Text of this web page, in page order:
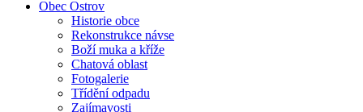
Obec Ostrov
Historie obce
Rekonstrukce návse
Boží muka a kříže
Chatová oblast
Fotogalerie
Třídění odpadu
Zajímavosti